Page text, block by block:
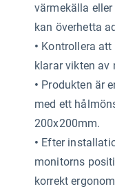
värmekälla
kan överhetta
• Kontrollera
klarar vikten av
• Produkten är
med ett
200x200mm.
• Efter
monitorns
korrekt